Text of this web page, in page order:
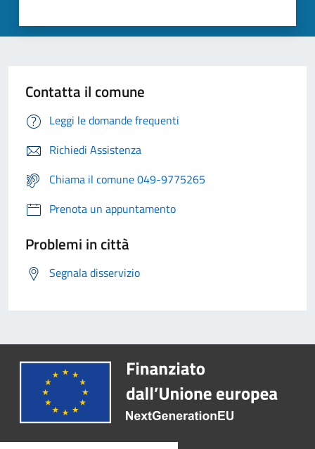
Contatta il comune
Leggi le domande frequenti
Richiedi Assistenza
Chiama il comune 049-9775265
Prenota un appuntamento
Problemi in città
Segnala disservizio